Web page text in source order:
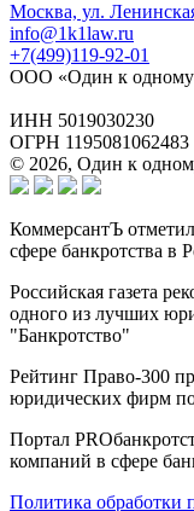
Москва, ул.
info@1k1law.ru
+7(499)119-92-01
ООО «Один к
ИНН 5019030230
ОГРН 1195081062483
© 2026, Один к
КоммерсантЪ
сфере банкротства в
Российская газета
одного из лучших
"Банкротство"
Рейтинг Право-300
юридических фирм
Портал
компаний в сфере
Политика обработки